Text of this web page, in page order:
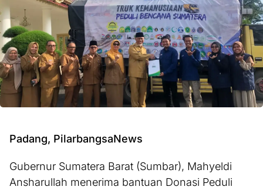
Padang, PilarbangsaNews
Gubernur Sumatera Barat (Sumbar), Mahyeldi
Ansharullah menerima bantuan Donasi Peduli